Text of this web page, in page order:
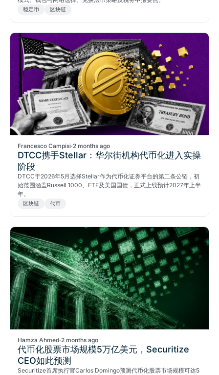
稳定币 区块链
Francesco Campisi·2 months ago
DTCC携手Stellar：华尔街机构代币化进入实操
阶段
DTCC于2026年5月选择Stellar作为代币化证券平台的第二条公链，初
始范围涵盖Russell 1000、ETF及美国国债，正式上线预计2027年上半
年。
区块链 代币
Hamza Ahmed·2 months ago
代币化股票市场规模5万亿美元，Securitize
CEO如此预测
Securitize首席执行官Carlos Domingo预测代币化股票市场规模可达5